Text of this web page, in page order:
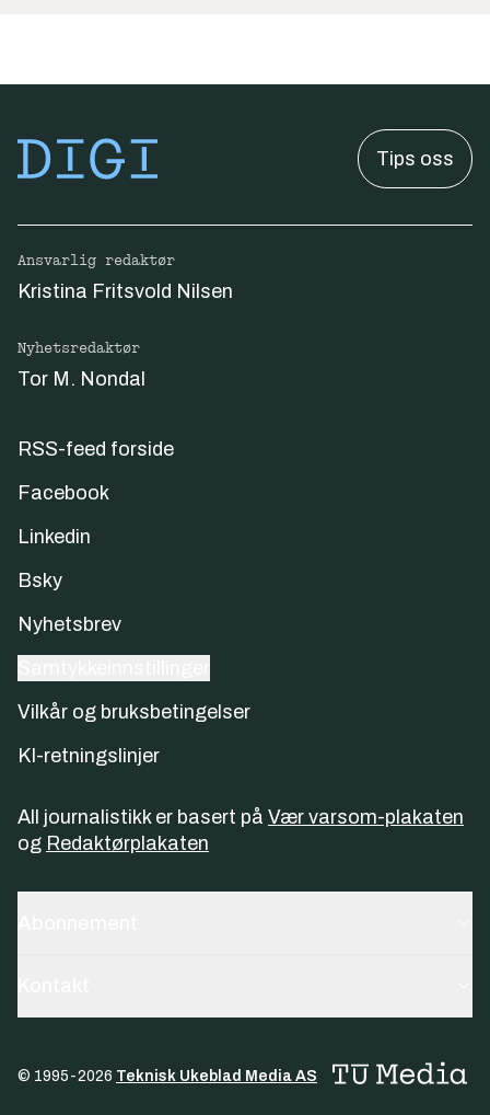
Tips oss
Ansvarlig redaktør
Kristina Fritsvold Nilsen
Nyhetsredaktør
Tor M. Nondal
RSS-feed forside
Facebook
Linkedin
Bsky
Nyhetsbrev
Vilkår og bruksbetingelser
KI-retningslinjer
All journalistikk er basert på Vær varsom-plakaten
og Redaktørplakaten
© 1995-2026 Teknisk Ukeblad Media AS